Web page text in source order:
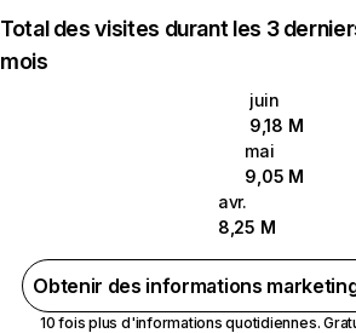
Total des visites durant les 3
mois
juin
9,18 M
mai
9,05 M
avr.
8,25 M
Obtenir des informations
10 fois plus d'informations quotidiennes.